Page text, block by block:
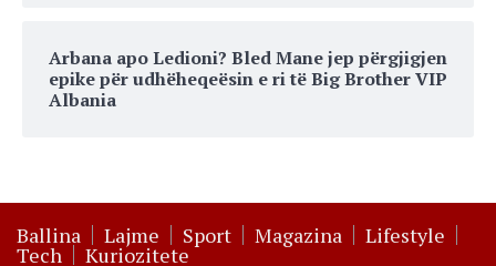
Arbana apo Ledioni? Bled Mane jep përgjigjen
epike për udhëheqeësin e ri të Big Brother VIP
Albania
Ballina Lajme Sport Magazina Lifestyle
Tech Kuriozitete